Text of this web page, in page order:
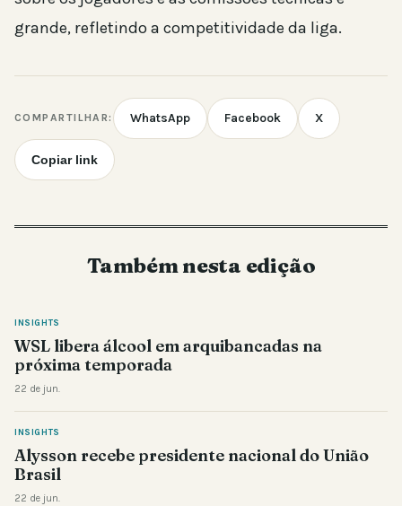
grande, refletindo a competitividade da liga.
COMPARTILHAR: WhatsApp Facebook X
Copiar link
Também nesta edição
INSIGHTS
WSL libera álcool em arquibancadas na
próxima temporada
22 de jun.
INSIGHTS
Alysson recebe presidente nacional do União
Brasil
22 de jun.